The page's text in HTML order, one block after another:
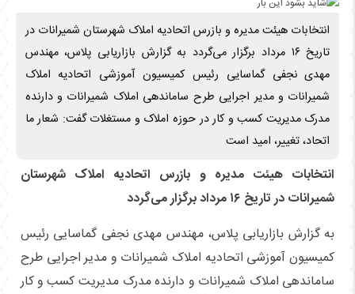
انتخابات هیئت مدیره و بازرس اتحادیه املاک شهرستان شمیرانات در
تاریخ ۱۶ مرداد برگزار می‌گردد به گزارش بازاریابی پلاس، مهندس
مهدی نجفی گماسایی رئیس کمیسیون آموزشی اتحادیه املاک
شمیرانات و مدیر اجرایی طرح ساماندهی املاک شمیرانات و دارنده
مدرک مدیریت کسب و کار در حوزه املاک و مستغلات گفت: شعار ما
اتحاد، تغییر، امید است
انتخابات هیئت مدیره و بازرس اتحادیه املاک شهرستان
شمیرانات در تاریخ ۱۶ مرداد برگزار می‌گردد
به گزارش بازاریابی پلاس، مهندس مهدی نجفی گماسایی رئیس
کمیسیون آموزشی اتحادیه املاک شمیرانات و مدیر اجرایی طرح
ساماندهی املاک شمیرانات و دارنده مدرک مدیریت کسب و کار